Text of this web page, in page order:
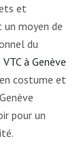
et
un moyen de
du
à Genève
costume et
pour un